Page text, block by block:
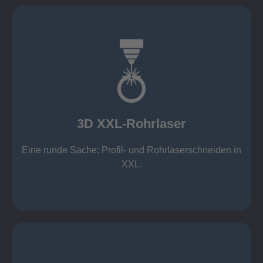
3D XXL-Rohrlaser
Eine runde Sache: Profil- und Rohrlaserschneiden in
XXL.
3D XXL-Rohrlaser
Rechteckprofile bis 300 x 300 mm
Wandstärken:
Nichtrostende Stähle 15 mm (oxidfrei)
Aluminium 10 mm (oxidfrei)